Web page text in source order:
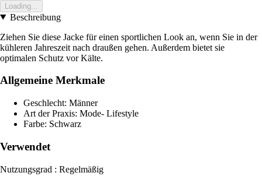
Loading...
Beschreibung
Ziehen Sie diese Jacke für einen sportlichen Look an, wenn Sie in der
kühleren Jahreszeit nach draußen gehen. Außerdem bietet sie
optimalen Schutz vor Kälte.
Allgemeine Merkmale
Geschlecht: Männer
Art der Praxis: Mode- Lifestyle
Farbe: Schwarz
Verwendet
Nutzungsgrad : Regelmäßig